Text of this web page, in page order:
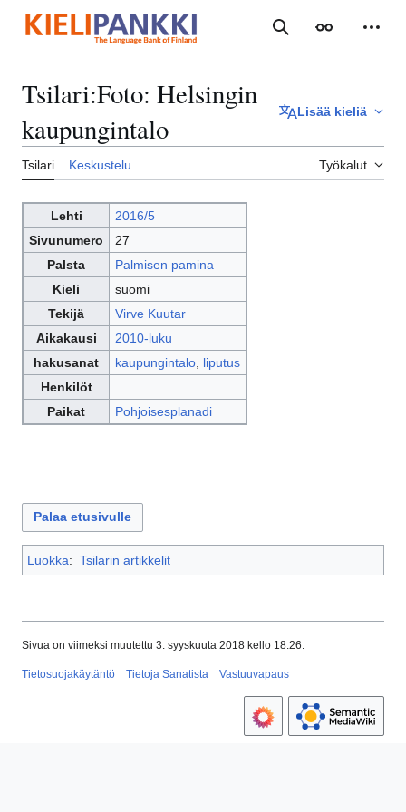
sisältöön
Haku Ulkoasu
Tsilari:Foto: Helsingin
kaupungintalo
Lisää kieliä
Tsilari Keskustelu Työkalut
Lehti
2016/5
Sivunumero
27
Palsta
Palmisen pamina
Kieli
suomi
Tekijä
Virve Kuutar
Aikakausi
2010-luku
hakusanat
kaupungintalo, liputus
Henkilöt
Paikat
Pohjoisesplanadi
Palaa etusivulle
Luokka: Tsilarin artikkelit
Sivua on viimeksi muutettu 3. syyskuuta 2018 kello 18.26.
Tietosuojakäytäntö Tietoja Sanatista Vastuuvapaus